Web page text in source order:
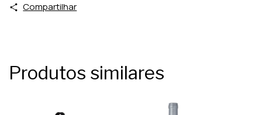
Compartilhar
Produtos similares